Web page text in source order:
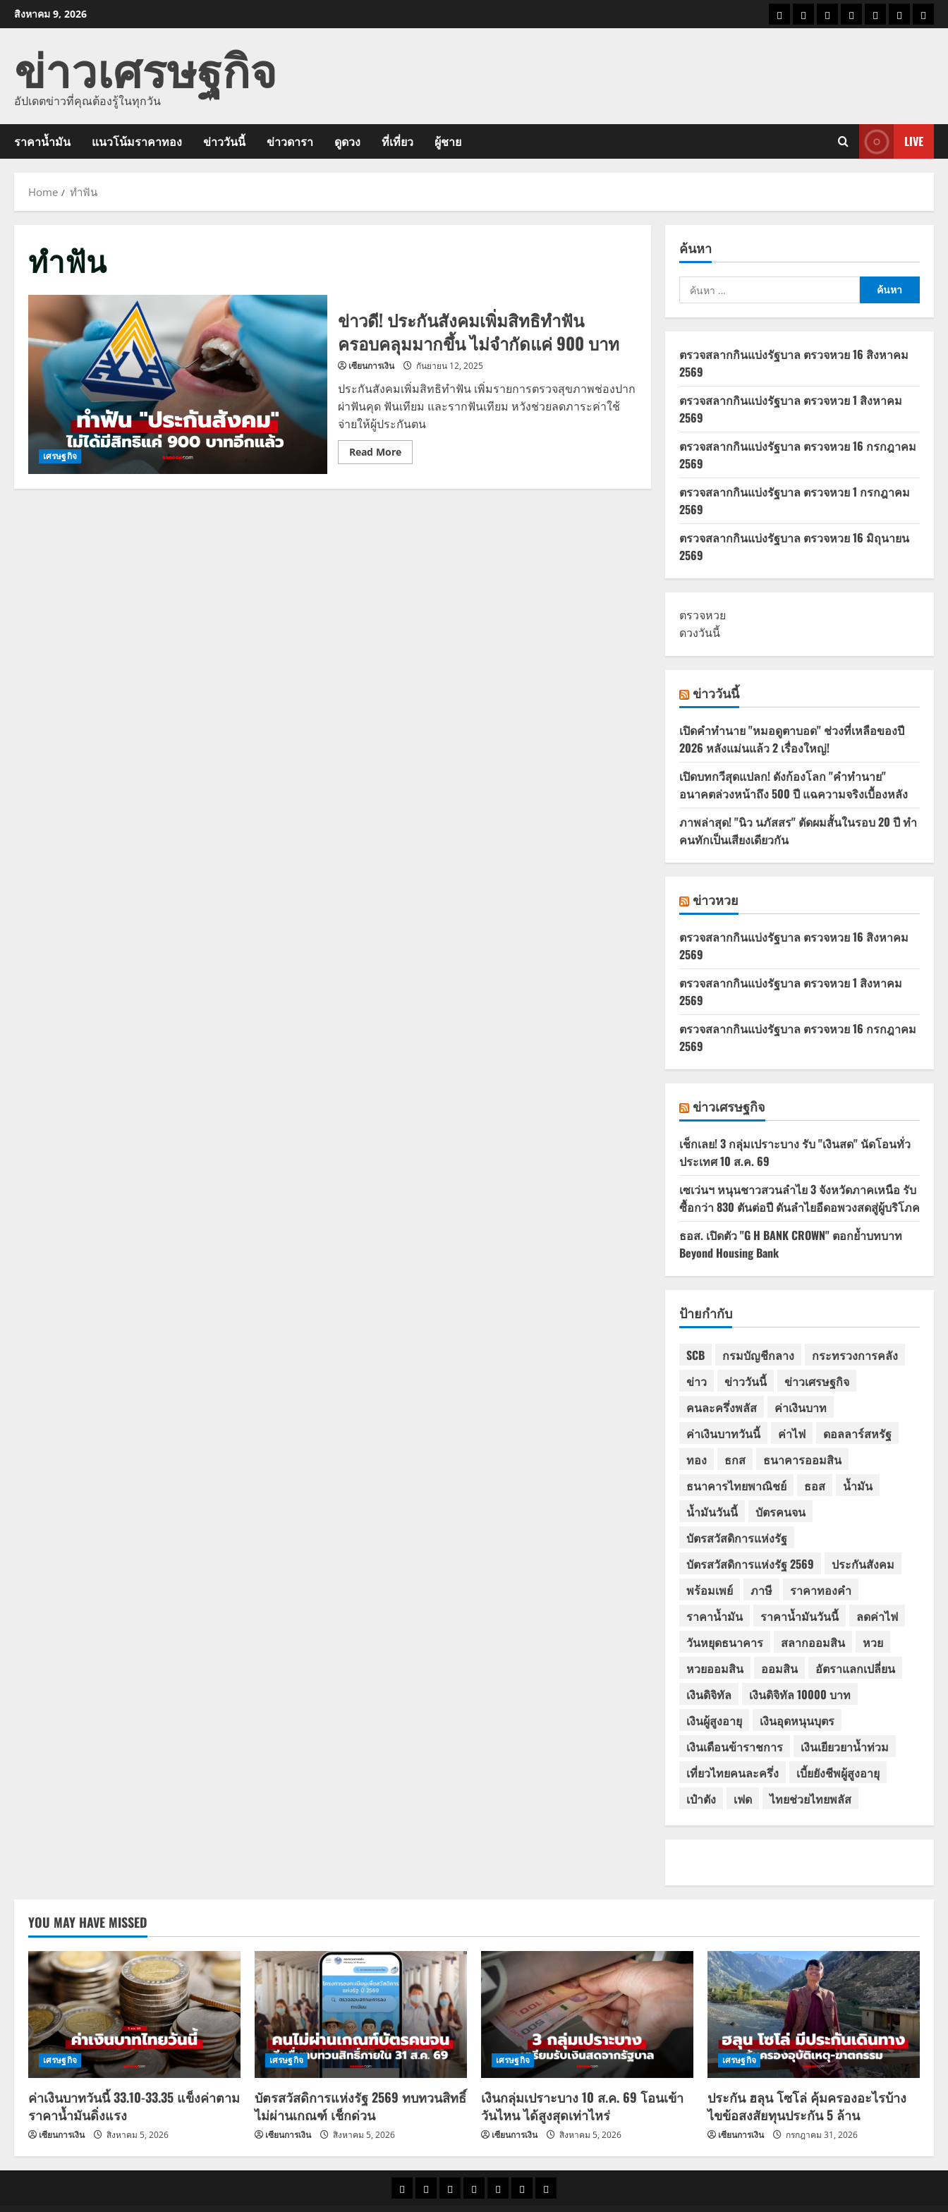
Skip
to
สิงหาคม 9, 2026
ราคาแนว
ข่าว
ข่าว
ดูด
ที่
ผู้ชา
ข่าวเศรษฐกิจ
อัปเดตข่าวที่คุณต้องรู้ในทุกวัน
ราคาน้ำมัน แนวโน้มราคาทอง ข่าววันนี้ ข่าวดารา ดูดวง ที่เที่ยว ผู้ชาย LIVE
Home ทำฟัน
ทำฟัน
เศรษฐกิจ
ข่าวดี! ประกันสังคมเพิ่มสิทธิทำฟัน
ครอบคลุมมากขึ้น ไม่จำกัดแค่ 900 บาท
เซียนการเงิน กันยายน 12, 2025
ประกันสังคมเพิ่มสิทธิทำฟัน เพิ่มรายการตรวจสุขภาพช่องปาก
ผ่าฟันคุด ฟันเทียม และรากฟันเทียม หวังช่วยลดภาระค่าใช้
จ่ายให้ผู้ประกันตน
Read MoreRead
more
ประกัน
ค้นหา
ค้นหา
สำหรับ:
ตรวจสลากกินแบ่งรัฐบาล ตรวจหวย 16 สิงหาคม
2569
ตรวจสลากกินแบ่งรัฐบาล ตรวจหวย 1 สิงหาคม
2569
ตรวจสลากกินแบ่งรัฐบาล ตรวจหวย 16 กรกฎาคม
2569
ตรวจสลากกินแบ่งรัฐบาล ตรวจหวย 1 กรกฎาคม
2569
ตรวจสลากกินแบ่งรัฐบาล ตรวจหวย 16 มิถุนายน
2569
ตรวจหวย
ดวงวันนี้
ข่าววันนี้
เปิดคำทำนาย "หมอดูตาบอด" ช่วงที่เหลือของปี
2026 หลังแม่นแล้ว 2 เรื่องใหญ่!
เปิดบทกวีสุดแปลก! ดังก้องโลก "คำทำนาย"
อนาคตล่วงหน้าถึง 500 ปี แฉความจริงเบื้องหลัง
ภาพล่าสุด! "นิว นภัสสร" ตัดผมสั้นในรอบ 20 ปี ทำ
คนทักเป็นเสียงเดียวกัน
ข่าวหวย
ตรวจสลากกินแบ่งรัฐบาล ตรวจหวย 16 สิงหาคม
2569
ตรวจสลากกินแบ่งรัฐบาล ตรวจหวย 1 สิงหาคม
2569
ตรวจสลากกินแบ่งรัฐบาล ตรวจหวย 16 กรกฎาคม
2569
ข่าวเศรษฐกิจ
เช็กเลย! 3 กลุ่มเปราะบาง รับ "เงินสด" นัดโอนทั่ว
ประเทศ 10 ส.ค. 69
เซเว่นฯ หนุนชาวสวนลำไย 3 จังหวัดภาคเหนือ รับ
ซื้อกว่า 830 ตันต่อปี ดันลำไยอีดอพวงสดสู่ผู้บริโภค
ธอส. เปิดตัว "G H BANK CROWN" ตอกย้ำบทบาท
Beyond Housing Bank
ป้ายกำกับ
SCB กรมบัญชีกลาง
กระทรวงการคลัง
ข่าว
ข่าววันนี้
ข่าวเศรษฐกิจ
คนละครึ่งพลัส
ค่าเงินบาท
ค่าเงินบาทวันนี้
ค่าไฟ
ดอลลาร์สหรัฐ
ทอง
ธกส
ธนาคารออมสิน
ธนาคารไทยพาณิชย์
ธอส
น้ำมัน
น้ำมันวันนี้
บัตรคนจน
บัตรสวัสดิการแห่งรัฐ
บัตรสวัสดิการแห่งรัฐ 2569
ประกันสังคม
พร้อมเพย์
ภาษี
ราคาทองคำ
ราคาน้ำมัน
ราคาน้ำมันวันนี้
ลดค่าไฟ
วันหยุดธนาคาร
สลากออมสิน
หวย
หวยออมสิน
ออมสิน
อัตราแลกเปลี่ยน
เงินดิจิทัล
เงินดิจิทัล 10000 บาท
เงินผู้สูงอายุ
เงินอุดหนุนบุตร
เงินเดือนข้าราชการ
เงินเยียวยาน้ำท่วม
เที่ยวไทยคนละครึ่ง
เบี้ยยังชีพผู้สูงอายุ
เป๋าตัง
เฟด ไทยช่วยไทยพลัส
YOU MAY HAVE MISSED
เศรษฐกิจ
ค่าเงินบาทวันนี้ 33.10-33.35 แข็งค่าตาม
ราคาน้ำมันดิ่งแรง
เซียนการเงิน สิงหาคม 5, 2026
เศรษฐกิจ
บัตรสวัสดิการแห่งรัฐ 2569 ทบทวนสิทธิ์
ไม่ผ่านเกณฑ์ เช็กด่วน
เซียนการเงิน สิงหาคม 5, 2026
เศรษฐกิจ
เงินกลุ่มเปราะบาง 10 ส.ค. 69 โอนเข้า
วันไหน ได้สูงสุดเท่าไหร่
เซียนการเงิน สิงหาคม 5, 2026
เศรษฐกิจ
ประกัน ฮลุน โซโล่ คุ้มครองอะไรบ้าง
ไขข้อสงสัยทุนประกัน 5 ล้าน
เซียนการเงิน กรกฎาคม 31, 2026
ราคาแนว
ข่าว
ข่าว
ดูด
ที่
ผู้ชาย